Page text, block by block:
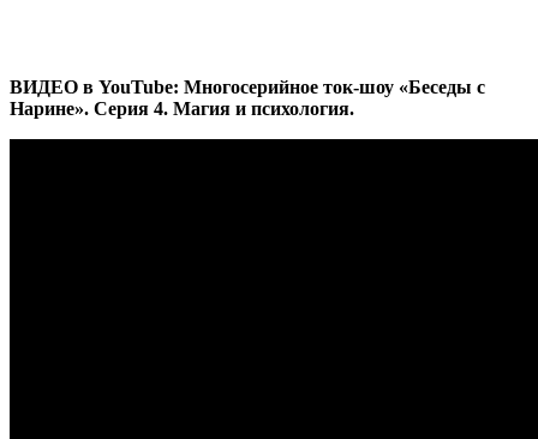
ВИДЕО в YouTube: Многосерийное ток-шоу «Беседы с
Нарине». Серия 4. Магия и психология.